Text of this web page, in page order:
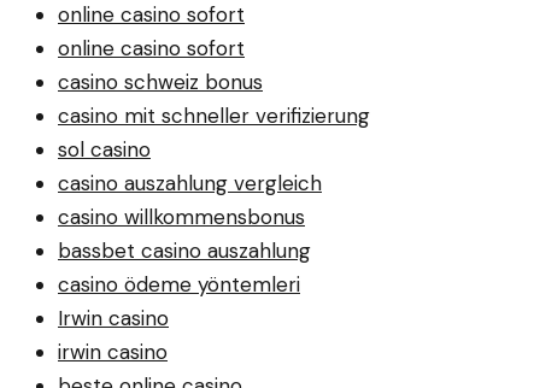
online casino sofort
online casino sofort
casino schweiz bonus
casino mit schneller verifizierung
sol casino
casino auszahlung vergleich
casino willkommensbonus
bassbet casino auszahlung
casino ödeme yöntemleri
Irwin casino
irwin casino